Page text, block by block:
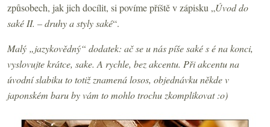
způsobech, jak jich docílit, si povíme příště v zápisku „Úvod do
saké II. – druhy a styly saké“.
Malý „jazykovědný“ dodatek: ač se u nás píše saké s é na konci,
vyslovujte krátce, sake. A rychle, bez akcentu. Při akcentu na
úvodní slabiku to totiž znamená losos, objednávku někde v
japonském baru by vám to mohlo trochu zkomplikovat :o)